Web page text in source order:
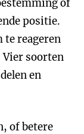
of
positie.
te reageren
Vier soorten
en
of betere